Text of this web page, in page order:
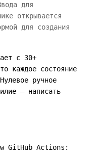
для
открывается
для создания
с 30+
каждое состояние
ручное
— написать
GitHub Actions: